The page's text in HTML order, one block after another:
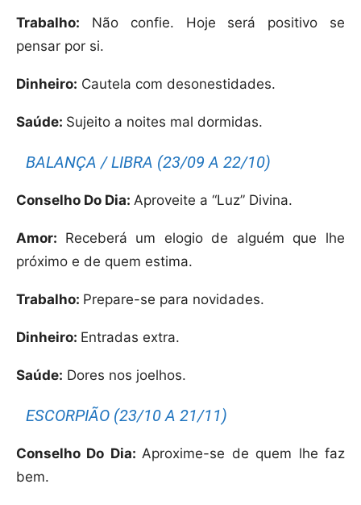
Trabalho: Não confie. Hoje será positivo se
pensar por si.
Dinheiro: Cautela com desonestidades.
Saúde: Sujeito a noites mal dormidas.
BALANÇA / LIBRA (23/09 A 22/10)
Conselho Do Dia: Aproveite a “Luz” Divina.
Amor: Receberá um elogio de alguém que lhe
próximo e de quem estima.
Trabalho: Prepare-se para novidades.
Dinheiro: Entradas extra.
Saúde: Dores nos joelhos.
ESCORPIÃO (23/10 A 21/11)
Conselho Do Dia:Aproxime-se de quem lhe faz
bem.